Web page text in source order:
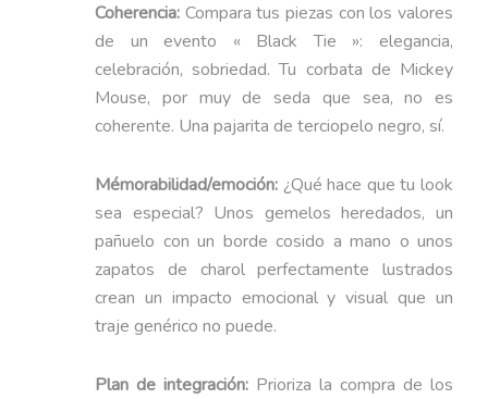
Coherencia: Compara tus piezas con los valores
de un evento « Black Tie »: elegancia,
celebración, sobriedad. Tu corbata de Mickey
Mouse, por muy de seda que sea, no es
coherente. Una pajarita de terciopelo negro, sí.
Mémorabilidad/emoción: ¿Qué hace que tu look
sea especial? Unos gemelos heredados, un
pañuelo con un borde cosido a mano o unos
zapatos de charol perfectamente lustrados
crean un impacto emocional y visual que un
traje genérico no puede.
Plan de integración: Prioriza la compra de los